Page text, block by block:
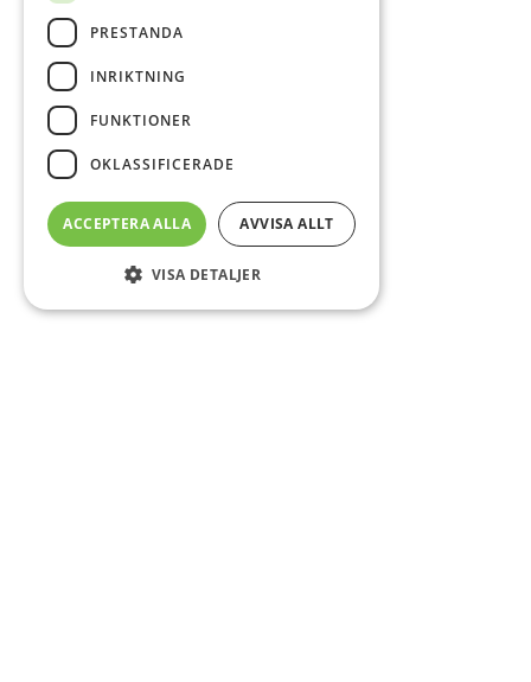
PRESTANDA
INRIKTNING
FUNKTIONER
OKLASSIFICERADE
ACCEPTERA ALLA AVVISA ALLT
VISA DETALJER